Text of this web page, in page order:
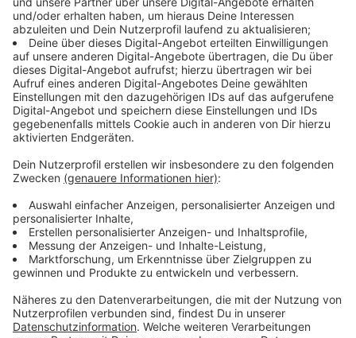
Ein großer Trend bei Videospielen geht seit mehreren
Jahren schon in Richtung Retro-Games. Also bereits
sehr alte Spiele, die nochmal neu oder in
abgewandelter Form herausgebracht werden. Aber
auch die alten Klassiker auf den alten Plattformen
kann man sich nochmal anschauen. Die Halle 10.2 zeigt
50 Jahre Videospielgeschichte, inklusive der
Möglichkeit auch Hand an die alte Hardware zu legen.
Dort gibt es Flipperautomaten, Tanzspiele und alten
Kult-Konsolen.
Nicht nur Retrogames, sondern auch Simulationsspiele
sind bei Gamern beliebt. Mit dem Spieleentwickler
Aerosoft aus Büren im Kreis Paderborn, ist ein
Publisher mit auf der Gamescom, der sich auf genau
wie der Parkdeck Simulator oder der Fernbus
Simulator präsentiert. Auch der dritte Teil der